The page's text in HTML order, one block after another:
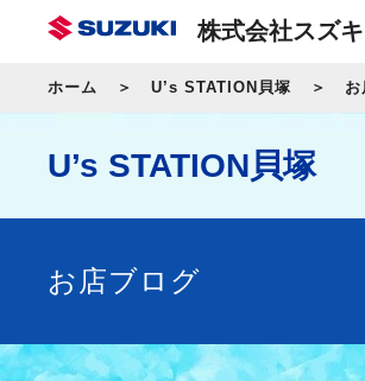
株式会社スズ
ホーム U’s STATION貝塚
U’s STATION貝塚
お店ブログ